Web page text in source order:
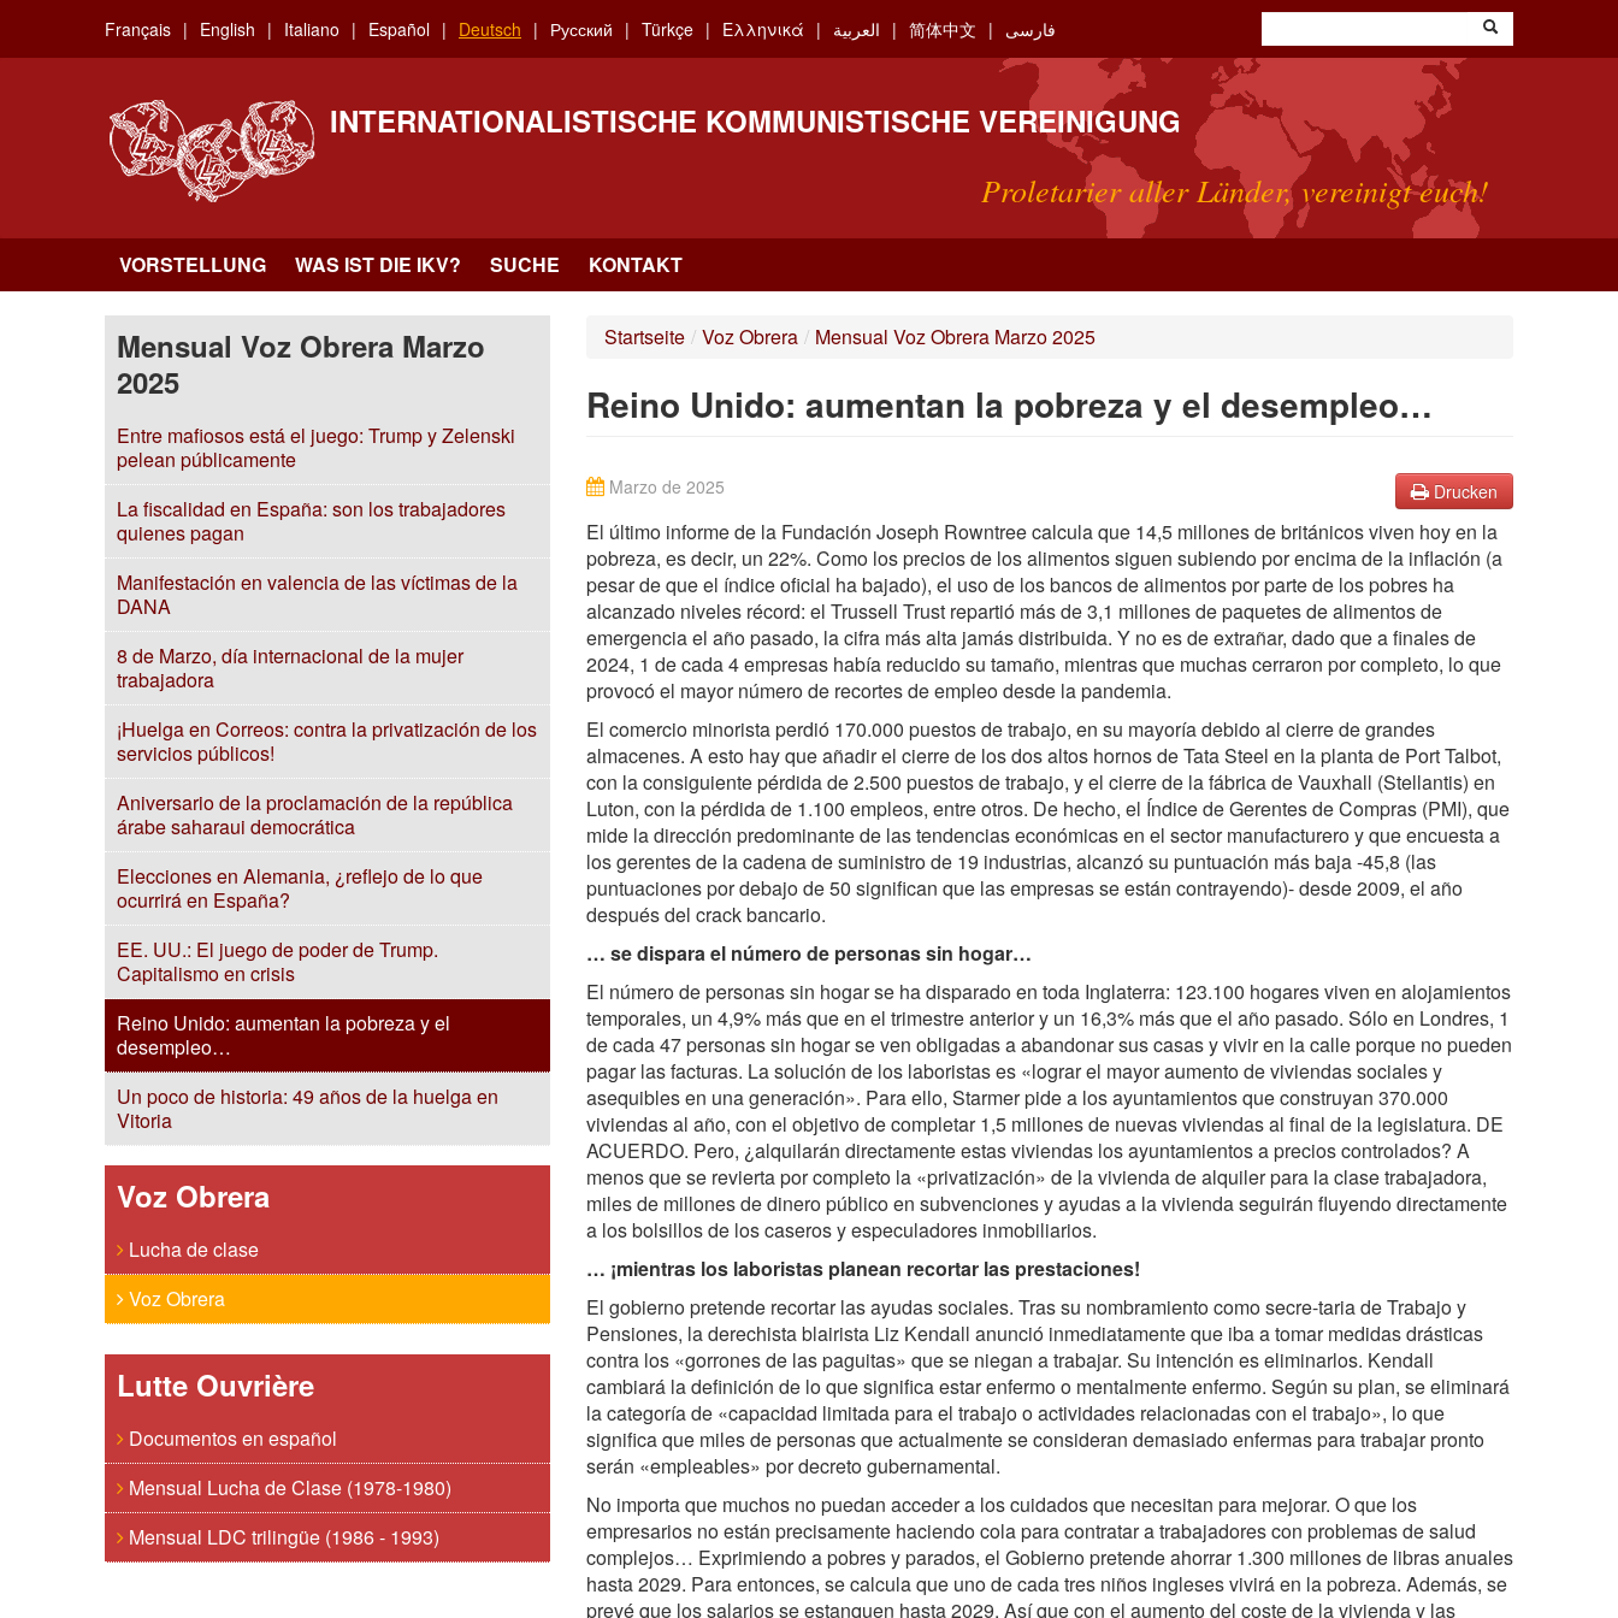
main
Français English Italiano Español Deutsch Русский Türkçe Ελληνικά العربية 简体中文 فارسی
INTERNATIONALISTISCHE KOMMUNISTISCHE VEREINIGUNG
Proletarier aller Länder, vereinigt euch!
VORSTELLUNG WAS IST DIE IKV? SUCHE KONTAKT
Mensual Voz Obrera Marzo
2025
Entre mafiosos está el juego: Trump y Zelenski
pelean públicamente
La fiscalidad en España: son los trabajadores
quienes pagan
Manifestación en valencia de las víctimas de la
DANA
8 de Marzo, día internacional de la mujer
trabajadora
¡Huelga en Correos: contra la privatización de los
servicios públicos!
Aniversario de la proclamación de la república
árabe saharaui democrática
Elecciones en Alemania, ¿reflejo de lo que
ocurrirá en España?
EE. UU.: El juego de poder de Trump.
Capitalismo en crisis
Reino Unido: aumentan la pobreza y el
desempleo…
Un poco de historia: 49 años de la huelga en
Vitoria
Voz Obrera
Lucha de clase
Voz Obrera
Lutte Ouvrière
Documentos en español
Mensual Lucha de Clase (1978-1980)
Mensual LDC trilingüe (1986 - 1993)
Startseite / Voz Obrera / Mensual Voz Obrera Marzo 2025
Reino Unido: aumentan la pobreza y el desempleo…
Drucken
Marzo de 2025
El último informe de la Fundación Joseph Rowntree calcula que 14,5 millones de británicos viven hoy en la
pobreza, es decir, un 22%. Como los precios de los alimentos siguen subiendo por encima de la inflación (a
pesar de que el índice oficial ha bajado), el uso de los bancos de alimentos por parte de los pobres ha
alcanzado niveles récord: el Trussell Trust repartió más de 3,1 millones de paquetes de alimentos de
emergencia el año pasado, la cifra más alta jamás distribuida. Y no es de extrañar, dado que a finales de
2024, 1 de cada 4 empresas había reducido su tamaño, mientras que muchas cerraron por completo, lo que
provocó el mayor número de recortes de empleo desde la pandemia.
El comercio minorista perdió 170.000 puestos de trabajo, en su mayoría debido al cierre de grandes
almacenes. A esto hay que añadir el cierre de los dos altos hornos de Tata Steel en la planta de Port Talbot,
con la consiguiente pérdida de 2.500 puestos de trabajo, y el cierre de la fábrica de Vauxhall (Stellantis) en
Luton, con la pérdida de 1.100 empleos, entre otros. De hecho, el Índice de Gerentes de Compras (PMI), que
mide la dirección predominante de las tendencias económicas en el sector manufacturero y que encuesta a
los gerentes de la cadena de suministro de 19 industrias, alcanzó su puntuación más baja -45,8 (las
puntuaciones por debajo de 50 significan que las empresas se están contrayendo)- desde 2009, el año
después del crack bancario.
… se dispara el número de personas sin hogar…
El número de personas sin hogar se ha disparado en toda Inglaterra: 123.100 hogares viven en alojamientos
temporales, un 4,9% más que en el trimestre anterior y un 16,3% más que el año pasado. Sólo en Londres, 1
de cada 47 personas sin hogar se ven obligadas a abandonar sus casas y vivir en la calle porque no pueden
pagar las facturas. La solución de los laboristas es «lograr el mayor aumento de viviendas sociales y
asequibles en una generación». Para ello, Starmer pide a los ayuntamientos que construyan 370.000
viviendas al año, con el objetivo de completar 1,5 millones de nuevas viviendas al final de la legislatura. DE
ACUERDO. Pero, ¿alquilarán directamente estas viviendas los ayuntamientos a precios controlados? A
menos que se revierta por completo la «privatización» de la vivienda de alquiler para la clase trabajadora,
miles de millones de dinero público en subvenciones y ayudas a la vivienda seguirán fluyendo directamente
a los bolsillos de los caseros y especuladores inmobiliarios.
… ¡mientras los laboristas planean recortar las prestaciones!
El gobierno pretende recortar las ayudas sociales. Tras su nombramiento como secre-taria de Trabajo y
Pensiones, la derechista blairista Liz Kendall anunció inmediatamente que iba a tomar medidas drásticas
contra los «gorrones de las paguitas» que se niegan a trabajar. Su intención es eliminarlos. Kendall
cambiará la definición de lo que significa estar enfermo o mentalmente enfermo. Según su plan, se eliminará
la categoría de «capacidad limitada para el trabajo o actividades relacionadas con el trabajo», lo que
significa que miles de personas que actualmente se consideran demasiado enfermas para trabajar pronto
serán «empleables» por decreto gubernamental.
No importa que muchos no puedan acceder a los cuidados que necesitan para mejorar. O que los
empresarios no están precisamente haciendo cola para contratar a trabajadores con problemas de salud
complejos… Exprimiendo a pobres y parados, el Gobierno pretende ahorrar 1.300 millones de libras anuales
hasta 2029. Para entonces, se calcula que uno de cada tres niños ingleses vivirá en la pobreza. Además, se
prevé que los salarios se estanquen hasta 2029. Así que con el aumento del coste de la vivienda y las